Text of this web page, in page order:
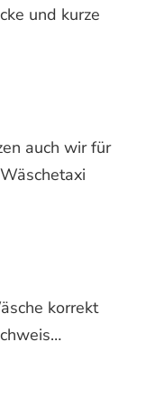
und kurze
auch wir für
korrekt